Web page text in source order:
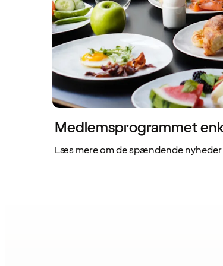
Medlemsprogrammet
Læs mere om de spændende